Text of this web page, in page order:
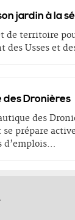
jardin à la
de territoire
des Usses et
des Dronières
des
se prépare
d’emplois…